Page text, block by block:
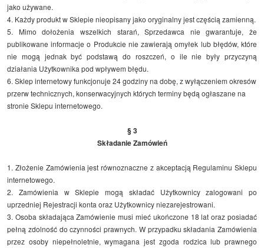
jako używane.
4. Każdy produkt w Sklepie nieopisany jako oryginalny jest częścią zamienną.
5. Mimo dołożenia wszelkich starań, Sprzedawca nie gwarantuje, że
publikowane informacje o Produkcie nie zawierają omyłek lub błędów, które
nie mogą jednak być podstawą do roszczeń, o ile nie były przyczyną
działania Użytkownika pod wpływem błędu.
6. Sklep internetowy funkcjonuje 24 godziny na dobę, z wyłączeniem okresów
przerw technicznych, konserwacyjnych których terminy będą ogłaszane na
stronie Sklepu internetowego.
§ 3
Składanie Zamówień
1. Złożenie Zamówienia jest równoznaczne z akceptacją Regulaminu Sklepu
internetowego.
2. Zamówienia w Sklepie mogą składać Użytkownicy zalogowani po
uprzedniej Rejestracji konta oraz Użytkownicy niezarejestrowani.
3. Osoba składająca Zamówienie musi mieć ukończone 18 lat oraz posiadać
pełną zdolność do czynności prawnych. W przypadku składania Zamówienia
przez osoby niepełnoletnie, wymagana jest zgoda rodzica lub prawnego